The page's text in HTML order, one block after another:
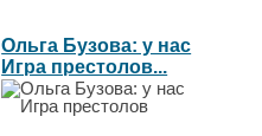
Ольга Бузова: у нас
Игра престолов...